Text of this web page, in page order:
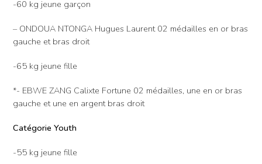
-60 kg jeune garçon
– ONDOUA NTONGA Hugues Laurent 02 médailles en or bras
gauche et bras droit
-65 kg jeune fille
*- EBWE ZANG Calixte Fortune 02 médailles, une en or bras
gauche et une en argent bras droit
Catégorie Youth
-55 kg jeune fille